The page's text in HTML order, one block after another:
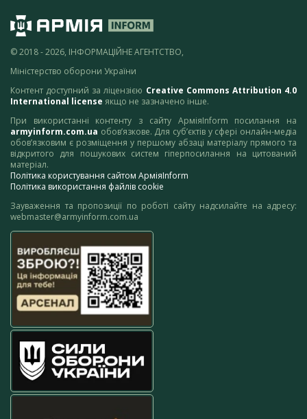
© 2018 - 2026, ІНФОРМАЦІЙНЕ АГЕНТСТВО,
Міністерство оборони України
Контент доступний за ліцензією Creative Commons Attribution 4.0
International license якщо не зазначено інше.
При використанні контенту з сайту АрміяInform посилання на
armyinform.com.ua обов’язкове. Для суб’єктів у сфері онлайн-медіа
обов’язковим є розміщення у першому абзаці матеріалу прямого та
відкритого для пошукових систем гіперпосилання на цитований
матеріал.
Політика користування сайтом АрміяInform
Політика використання файлів cookie
Зауваження та пропозиції по роботі сайту надсилайте на адресу:
webmaster@armyinform.com.ua